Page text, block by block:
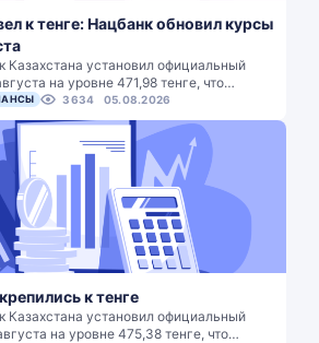
к тенге: Нацбанк обновил курсы
Казахстана установил официальный
на уровне 471,98 тенге, что…
3634 05.08.2026
к тенге
Казахстана установил официальный
на уровне 475,38 тенге, что…